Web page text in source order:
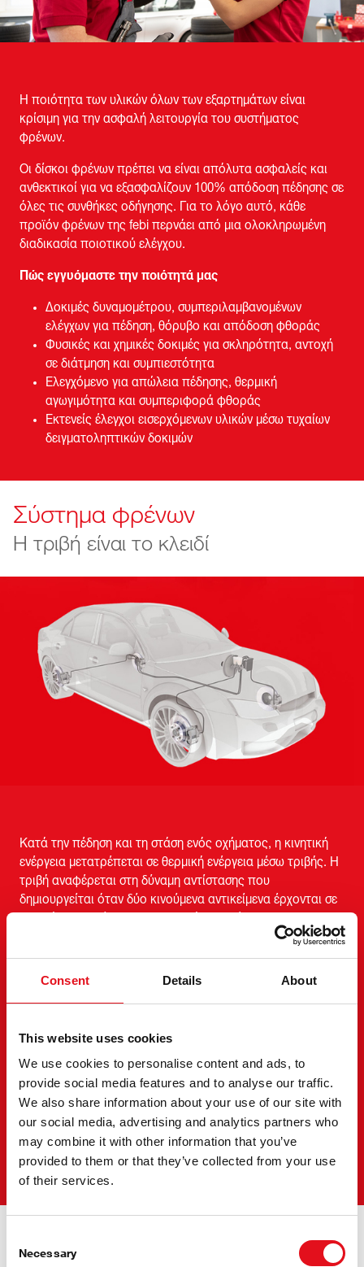
Consent Details About
This website uses cookies
We use cookies to personalise content and ads, to
provide social media features and to analyse our traffic.
We also share information about your use of our site with
our social media, advertising and analytics partners who
may combine it with other information that you’ve
provided to them or that they’ve collected from your use
of their services.
Selection
Necessary
Η ποιότητα των υλικών όλων των εξαρτημάτων είναι
κρίσιμη για την ασφαλή λειτουργία του συστήματος
φρένων.
Οι δίσκοι φρένων πρέπει να είναι απόλυτα ασφαλείς και
ανθεκτικοί για να εξασφαλίζουν 100% απόδοση πέδησης σε
όλες τις συνθήκες οδήγησης. Για το λόγο αυτό, κάθε
προϊόν φρένων της febi περνάει από μια ολοκληρωμένη
διαδικασία ποιοτικού ελέγχου.
Πώς εγγυόμαστε την ποιότητά μας
Δοκιμές δυναμομέτρου, συμπεριλαμβανομένων
ελέγχων για πέδηση, θόρυβο και απόδοση φθοράς
Φυσικές και χημικές δοκιμές για σκληρότητα, αντοχή
σε διάτμηση και συμπιεστότητα
Ελεγχόμενο για απώλεια πέδησης, θερμική
αγωγιμότητα και συμπεριφορά φθοράς
Εκτενείς έλεγχοι εισερχόμενων υλικών μέσω τυχαίων
δειγματοληπτικών δοκιμών
Σύστημα φρένων
Η τριβή είναι το κλειδί
Κατά την πέδηση και τη στάση ενός οχήματος, η κινητική
ενέργεια μετατρέπεται σε θερμική ενέργεια μέσω τριβής. Η
τριβή αναφέρεται στη δύναμη αντίστασης που
δημιουργείται όταν δύο κινούμενα αντικείμενα έρχονται σε
υδραυλική πίεση από τον κύριο κύλινδρο. Η πίεση που
εφαρμόζεται στο τακάκι φρένων είναι περίπου 30 φορές
Έτσι, αν ασκήσετε δύναμη 15 kg στο πεντάλ, θα παραχθεί
δύναμη πέδησης 450 kg.
Το ήξερες;
Κατά την πέδηση με ταχύτητα 100 χλμ/ώρα, παράγεται
αρκετή θερμότητα για να βράσουν δύο λίτρα νερό σε τρία
δευτερόλεπτα.